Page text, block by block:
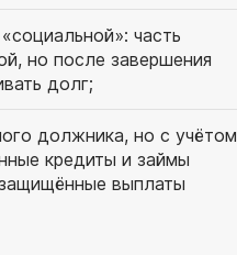
часть
но после завершения
долг;
должника, но с учётом
кредиты и займы
выплаты